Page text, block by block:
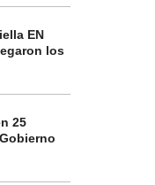
EN
los
25